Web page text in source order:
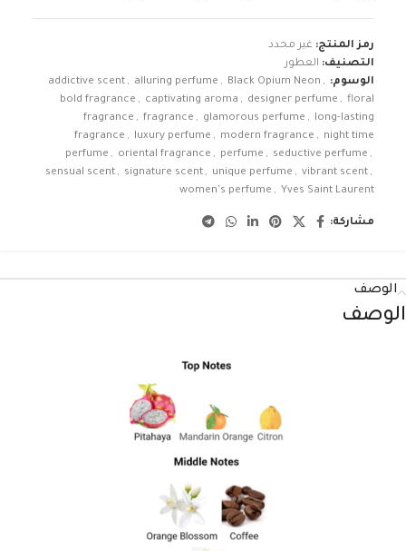
رمز المنتج: غير محدد
التصنيف: العطور
الوسوم:
addictive scent , alluring perfume , Black Opium Neon ,
bold fragrance , captivating aroma , designer perfume , floral
fragrance , fragrance , glamorous perfume , long-lasting
fragrance , luxury perfume , modern fragrance , night time
perfume , oriental fragrance , perfume , seductive perfume ,
sensual scent , signature scent , unique perfume , vibrant scent ,
women's perfume , Yves Saint Laurent
مشاركة:
الوصف
الوصف